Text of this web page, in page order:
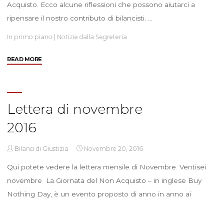
Acquisto. Ecco alcune riflessioni che possono aiutarci a
ripensare il nostro contributo di bilancisti. …
In primo piano Notizie dalla Segreteria
READ MORE"La
Acquisto
–
di
Lettera di novembre
2016
Bilanci di Giustizia Novembre 20, 2016
Qui potete vedere la lettera mensile di Novembre. Ventisei
novembre La Giornata del Non Acquisto – in inglese Buy
Nothing Day, è un evento proposto di anno in anno ai